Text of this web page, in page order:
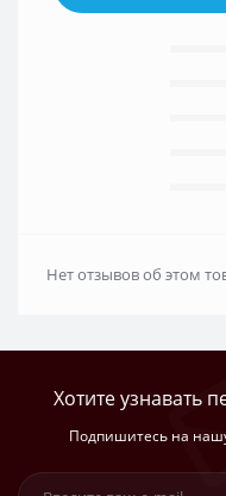
Нет отзывов об этом
Хотите узнавать
Подпишитесь на